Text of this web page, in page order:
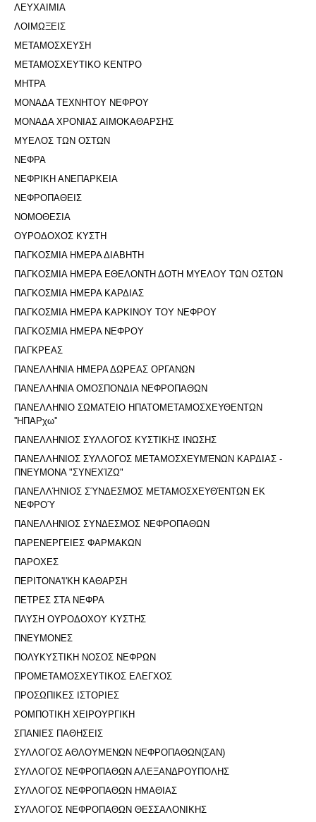
ΛΕΥΧΑΙΜΙΑ
ΛΟΙΜΩΞΕΙΣ
ΜΕΤΑΜΟΣΧΕΥΣΗ
ΜΕΤΑΜΟΣΧΕΥΤΙΚΟ ΚΕΝΤΡΟ
ΜΗΤΡΑ
ΜΟΝΑΔΑ ΤΕΧΝΗΤΟΥ ΝΕΦΡΟΥ
ΜΟΝΑΔΑ ΧΡΟΝΙΑΣ ΑΙΜΟΚΑΘΑΡΣΗΣ
ΜΥΕΛΟΣ ΤΩΝ ΟΣΤΩΝ
ΝΕΦΡΑ
ΝΕΦΡΙΚΗ ΑΝΕΠΑΡΚΕΙΑ
ΝΕΦΡΟΠΑΘΕΙΣ
ΝΟΜΟΘΕΣΙΑ
ΟΥΡΟΔΟΧΟΣ ΚΥΣΤΗ
ΠΑΓΚΟΣΜΙΑ ΗΜΕΡΑ ΔΙΑΒΗΤΗ
ΠΑΓΚΟΣΜΙΑ ΗΜΕΡΑ ΕΘΕΛΟΝΤΗ ΔΟΤΗ ΜΥΕΛΟΥ ΤΩΝ ΟΣΤΩΝ
ΠΑΓΚΟΣΜΙΑ ΗΜΕΡΑ ΚΑΡΔΙΑΣ
ΠΑΓΚΟΣΜΙΑ ΗΜΕΡΑ ΚΑΡΚΙΝΟΥ ΤΟΥ ΝΕΦΡΟΥ
ΠΑΓΚΟΣΜΙΑ ΗΜΕΡΑ ΝΕΦΡΟΥ
ΠΑΓΚΡΕΑΣ
ΠΑΝΕΛΛΗΝΙΑ ΗΜΕΡΑ ΔΩΡΕΑΣ ΟΡΓΑΝΩΝ
ΠΑΝΕΛΛΗΝΙΑ ΟΜΟΣΠΟΝΔΙΑ ΝΕΦΡΟΠΑΘΩΝ
ΠΑΝΕΛΛΗΝΙΟ ΣΩΜΑΤΕΙΟ ΗΠΑΤΟΜΕΤΑΜΟΣΧΕΥΘΕΝΤΩΝ
''ΗΠΑΡχω''
ΠΑΝΕΛΛΗΝΙΟΣ ΣΥΛΛΟΓΟΣ ΚΥΣΤΙΚΗΣ ΙΝΩΣΗΣ
ΠΑΝΕΛΛΗΝΙΟΣ ΣΥΛΛΟΓΟΣ ΜΕΤΑΜΟΣΧΕΥΜΈΝΩΝ ΚΑΡΔΙΑΣ -
ΠΝΕΥΜΟΝΑ "ΣΥΝΕΧΊΖΩ"
ΠΑΝΕΛΛΉΝΙΟΣ ΣΎΝΔΕΣΜΟΣ ΜΕΤΑΜΟΣΧΕΥΘΈΝΤΩΝ ΕΚ
ΝΕΦΡΟΎ
ΠΑΝΕΛΛΗΝΙΟΣ ΣΥΝΔΕΣΜΟΣ ΝΕΦΡΟΠΑΘΩΝ
ΠΑΡΕΝΕΡΓΕΙΕΣ ΦΑΡΜΑΚΩΝ
ΠΑΡΟΧΕΣ
ΠΕΡΙΤΟΝΑ'I'ΚΗ ΚΑΘΑΡΣΗ
ΠΕΤΡΕΣ ΣΤΑ ΝΕΦΡΑ
ΠΛΥΣΗ ΟΥΡΟΔΟΧΟΥ ΚΥΣΤΗΣ
ΠΝΕΥΜΟΝΕΣ
ΠΟΛΥΚΥΣΤΙΚΗ ΝΟΣΟΣ ΝΕΦΡΩΝ
ΠΡΟΜΕΤΑΜΟΣΧΕΥΤΙΚΟΣ ΕΛΕΓΧΟΣ
ΠΡΟΣΩΠΙΚΕΣ ΙΣΤΟΡΙΕΣ
ΡΟΜΠΟΤΙΚΗ ΧΕΙΡΟΥΡΓΙΚΗ
ΣΠΑΝΙΕΣ ΠΑΘΗΣΕΙΣ
ΣΥΛΛΟΓΟΣ ΑΘΛΟΥΜΕΝΩΝ ΝΕΦΡΟΠΑΘΩΝ(ΣΑΝ)
ΣΥΛΛΟΓΟΣ ΝΕΦΡΟΠΑΘΩΝ ΑΛΕΞΑΝΔΡΟΥΠΟΛΗΣ
ΣΥΛΛΟΓΟΣ ΝΕΦΡΟΠΑΘΩΝ ΗΜΑΘΙΑΣ
ΣΥΛΛΟΓΟΣ ΝΕΦΡΟΠΑΘΩΝ ΘΕΣΣΑΛΟΝΙΚΗΣ